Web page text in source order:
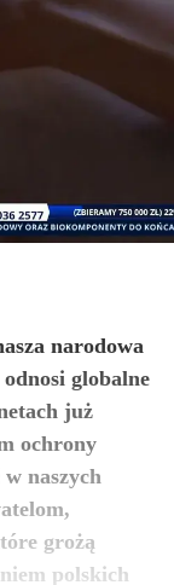
narodowa
globalne
już
ochrony
naszych
grożą
polskich